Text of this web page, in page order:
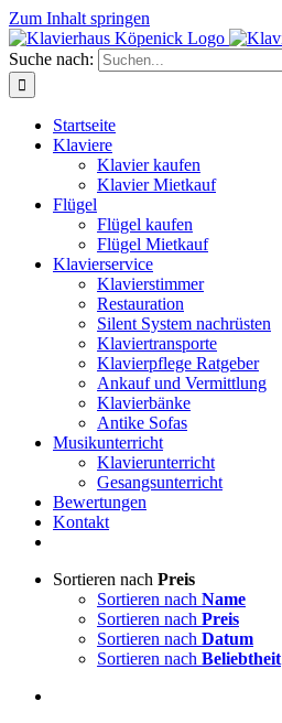
Zum Inhalt springen
Suche nach:
Startseite
Klaviere
Klavier kaufen
Klavier Mietkauf
Flügel
Flügel kaufen
Flügel Mietkauf
Klavierservice
Klavierstimmer
Restauration
Silent System nachrüsten
Klaviertransporte
Klavierpflege Ratgeber
Ankauf und Vermittlung
Klavierbänke
Antike Sofas
Musikunterricht
Klavierunterricht
Gesangsunterricht
Bewertungen
Kontakt
Sortieren nach Preis
Sortieren nach Name
Sortieren nach Preis
Sortieren nach Datum
Sortieren nach Beliebtheit